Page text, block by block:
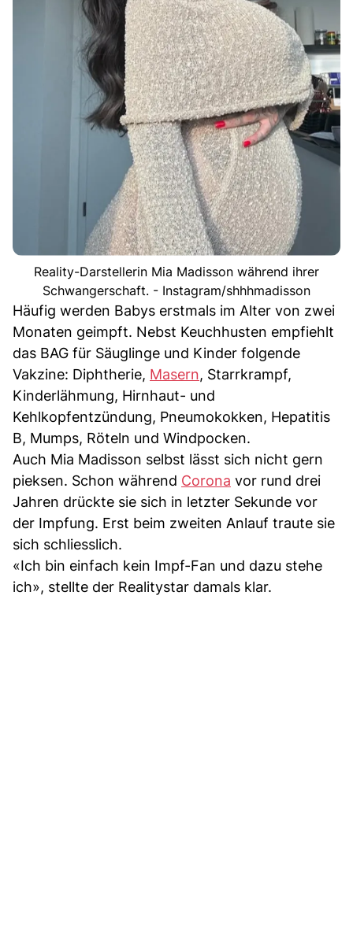
Reality-Darstellerin Mia Madisson während ihrer
Schwangerschaft. - Instagram/shhhmadisson
Häufig werden Babys erstmals im Alter von zwei
Monaten geimpft. Nebst Keuchhusten empfiehlt
das BAG für Säuglinge und Kinder folgende
Vakzine: Diphtherie, Masern, Starrkrampf,
Kinderlähmung, Hirnhaut- und
Kehlkopfentzündung, Pneumokokken, Hepatitis
B, Mumps, Röteln und Windpocken.
Auch Mia Madisson selbst lässt sich nicht gern
pieksen. Schon während Corona vor rund drei
Jahren drückte sie sich in letzter Sekunde vor
der Impfung. Erst beim zweiten Anlauf traute sie
sich schliesslich.
«Ich bin einfach kein Impf-Fan und dazu stehe
ich», stellte der Realitystar damals klar.